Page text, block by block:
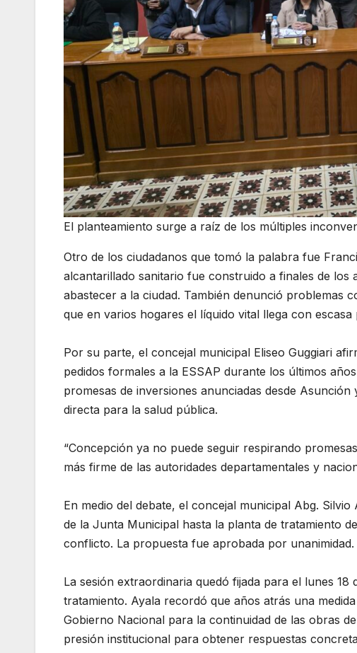
El planteamiento surge a raíz de los múltiples
Otro de los ciudadanos que tomó la palabra fue
alcantarillado sanitario fue construido a finales de
abastecer a la ciudad. También denunció problemas
que en varios hogares el líquido vital llega con
Por su parte, el concejal municipal Eliseo Guggiari
pedidos formales a la ESSAP durante los últimos
promesas de inversiones anunciadas desde
directa para la salud pública.
“Concepción ya no puede seguir respirando
más firme de las autoridades departamentales y
En medio del debate, el concejal municipal Abg.
de la Junta Municipal hasta la planta de tratamiento
conflicto. La propuesta fue aprobada por unanimidad.
La sesión extraordinaria quedó fijada para el lunes
tratamiento. Ayala recordó que años atrás una
Gobierno Nacional para la continuidad de las obras
presión institucional para obtener respuestas